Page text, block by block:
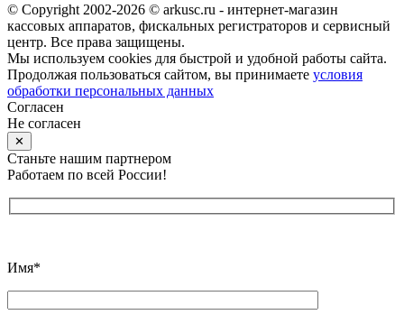
© Copyright 2002-2026 © arkusc.ru - интернет-магазин
кассовых аппаратов, фискальных регистраторов и сервисный
центр. Все права защищены.
Мы используем cookies для быстрой и удобной работы сайта.
Продолжая пользоваться сайтом, вы принимаете условия
обработки персональных данных
Согласен
Не согласен
✕
Станьте нашим партнером
Работаем по всей России!
Имя*